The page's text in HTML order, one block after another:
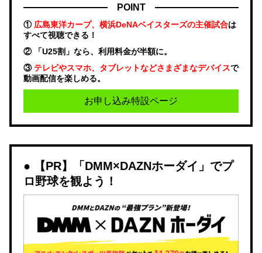
POINT
① 広島東洋カープ、横浜DeNAベイスターズの主催試合は
すべて視聴できる！
② 「U25割」なら、利用料金が半額に。
③ テレビやスマホ、タブレットなどさまざまなデバイスで
動画配信を楽しめる。
お申し込み特設ページ
【PR】「DMM×DAZNホーダイ」でプ
ロ野球を観よう！